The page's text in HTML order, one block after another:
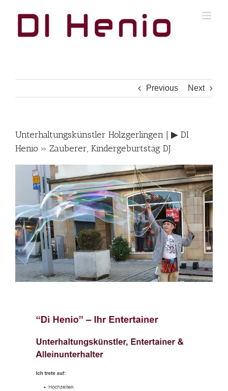
Previous Next
Unterhaltungskünstler Holzgerlingen | ▶︎ DI
Henio » Zauberer, Kindergeburtstag DJ